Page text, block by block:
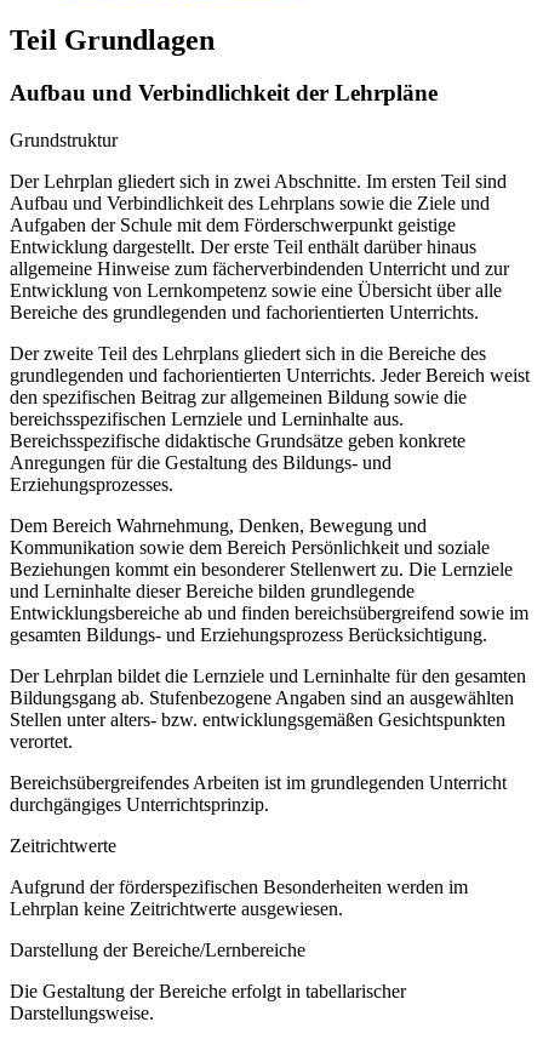
Teil Grundlagen
Aufbau und Verbindlichkeit der Lehrpläne
Grundstruktur
Der Lehrplan gliedert sich in zwei Abschnitte. Im ersten Teil sind
Aufbau und Verbindlichkeit des Lehrplans sowie die Ziele und
Aufgaben der Schule mit dem Förderschwerpunkt geistige
Entwicklung dargestellt. Der erste Teil enthält darüber hinaus
allgemeine Hinweise zum fächerverbindenden Unterricht und zur
Entwicklung von Lernkompetenz sowie eine Übersicht über alle
Bereiche des grundlegenden und fachorientierten Unterrichts.
Der zweite Teil des Lehrplans gliedert sich in die Bereiche des
grundlegenden und fachorientierten Unterrichts. Jeder Bereich weist
den spezifischen Beitrag zur allgemeinen Bildung sowie die
bereichsspezifischen Lernziele und Lerninhalte aus.
Bereichsspezifische didaktische Grundsätze geben konkrete
Anregungen für die Gestaltung des Bildungs- und
Erziehungsprozesses.
Dem Bereich Wahrnehmung, Denken, Bewegung und
Kommunikation sowie dem Bereich Persönlichkeit und soziale
Beziehungen kommt ein besonderer Stellenwert zu. Die Lernziele
und Lerninhalte dieser Bereiche bilden grundlegende
Entwicklungsbereiche ab und finden bereichsübergreifend sowie im
gesamten Bildungs- und Erziehungsprozess Berücksichtigung.
Der Lehrplan bildet die Lernziele und Lerninhalte für den gesamten
Bildungsgang ab. Stufenbezogene Angaben sind an ausgewählten
Stellen unter alters- bzw. entwicklungsgemäßen Gesichtspunkten
verortet.
Bereichsübergreifendes Arbeiten ist im grundlegenden Unterricht
durchgängiges Unterrichtsprinzip.
Zeitrichtwerte
Aufgrund der förderspezifischen Besonderheiten werden im
Lehrplan keine Zeitrichtwerte ausgewiesen.
Darstellung der Bereiche/Lernbereiche
Die Gestaltung der Bereiche erfolgt in tabellarischer
Darstellungsweise.